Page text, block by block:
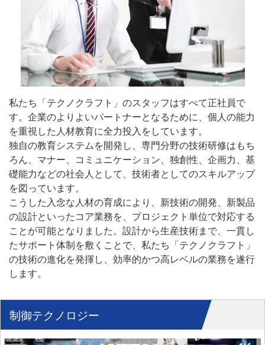
私たち「テクノクラフト」のスタッフはすべて正社員で
す。企業のよりよいパートナーとなるために、個人の能力
を重視した人材教育に全力投入をしています。
独自の教育システムを開発し、専門分野の技術研修はもち
ろん、マナー、コミュニケーション、独創性、企画力、基
礎能力などの社会人として、技術者としてのスキルアップ
を図っています。
こうした入念な人材の育成により、新技術の開発、新製品
の設計といったコア業務を、プロジェクト単位で対応する
ことが可能となりました。設計から生産技術まで、一貫し
たサポート体制を敷くことで、私たち「テクノクラフト」
の技術の進化を発揮し、効率的かつ高レベルの業務を遂行
します。
制御テクノロジー